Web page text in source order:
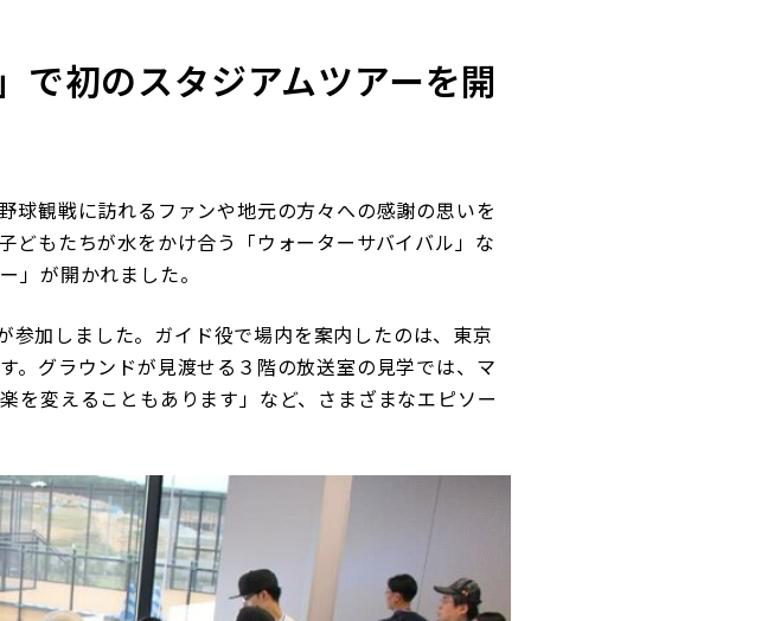
で初のスタジアムツアーを開
観戦に訪れるファンや地元の方々への感謝の思いを
どもたちが水をかけ合う「ウォーターサバイバル」な
」が開かれました。
加しました。ガイド役で場内を案内したのは、東京
。グラウンドが見渡せる３階の放送室の見学では、マ
を変えることもあります」など、さまざまなエピソー